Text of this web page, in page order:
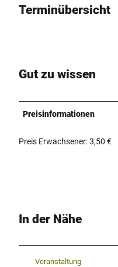
Terminübersicht
Gut zu wissen
Preisinformationen
Preis Erwachsener: 3,50 €
In der Nähe
Veranstaltung